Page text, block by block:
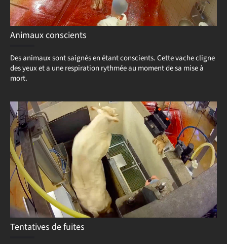
Animaux conscients
Des animaux sont saignés en étant conscients. Cette vache cligne
des yeux et a une respiration rythmée au moment de sa mise à
mort.
Tentatives de fuites